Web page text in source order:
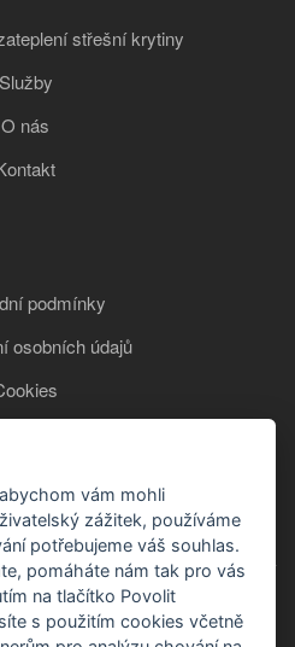
střešní krytiny
Služby
O nás
podmínky
osobních údajů
+420 777 850 465
vám mohli
zážitek, používáme
potřebujeme váš souhlas.
pomáháte nám tak pro vás
na tlačítko Povolit
s použitím cookies včetně